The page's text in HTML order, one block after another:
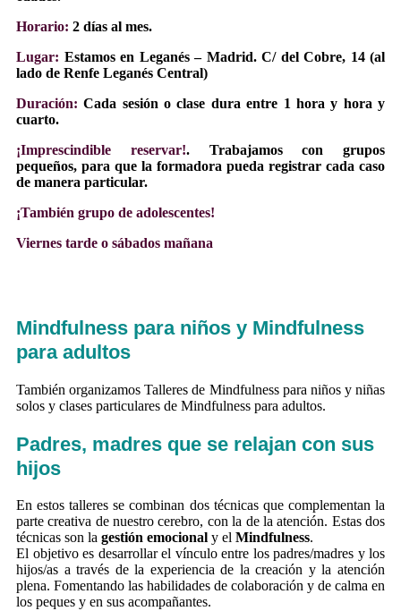
Horario: 2 días al mes.
Lugar: Estamos en Leganés – Madrid. C/ del Cobre, 14 (al
lado de Renfe Leganés Central)
Duración: Cada sesión o clase dura entre 1 hora y hora y
cuarto.
¡Imprescindible reservar!. Trabajamos con grupos
pequeños, para que la formadora pueda registrar cada caso
de manera particular.
¡También grupo de adolescentes!
Viernes tarde o sábados mañana
Mindfulness para niños y Mindfulness
para adultos
También organizamos Talleres de Mindfulness para niños y niñas
solos y clases particulares de Mindfulness para adultos.
Padres, madres que se relajan con sus
hijos
En estos talleres se combinan dos técnicas que complementan la
parte creativa de nuestro cerebro, con la de la atención. Estas dos
técnicas son la gestión emocional y el Mindfulness.
El objetivo es desarrollar el vínculo entre los padres/madres y los
hijos/as a través de la experiencia de la creación y la atención
plena. Fomentando las habilidades de colaboración y de calma en
los peques y en sus acompañantes.